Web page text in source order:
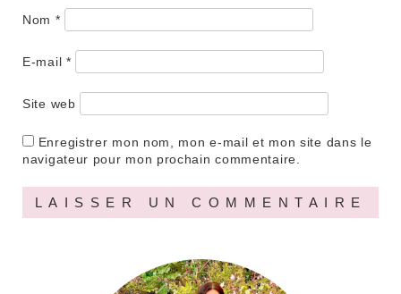
Nom *
E-mail *
Site web
Enregistrer mon nom, mon e-mail et mon site dans le
navigateur pour mon prochain commentaire.